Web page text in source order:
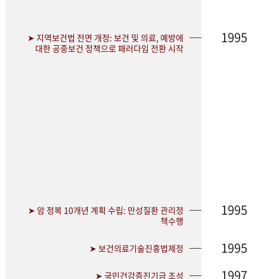
➤ 지역보건법 전면 개정: 보건 및 의료, 예방에
대한 공중보건 정책으로 패러다임 전환 시작
1995
➤ 암 정복 10개년 계획 수립: 만성질환 관리정
책수행
1995
➤ 보건의료기술진흥법제정 1995
➤ 국민건강증진기금 조성 1997